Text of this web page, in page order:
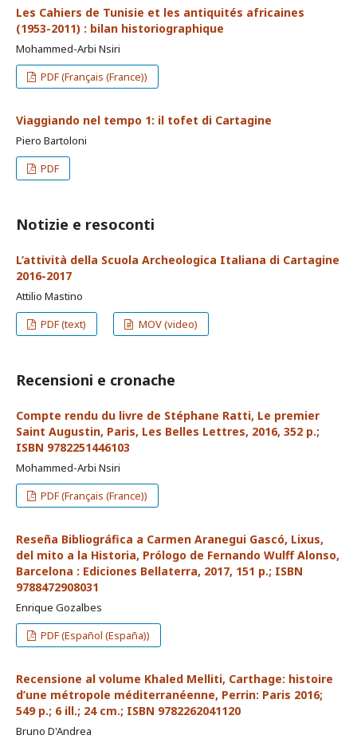
Les Cahiers de Tunisie et les antiquités africaines
(1953-2011) : bilan historiographique
Mohammed-Arbi Nsiri
PDF (Français (France))
Viaggiando nel tempo 1: il tofet di Cartagine
Piero Bartoloni
PDF
Notizie e resoconti
L’attività della Scuola Archeologica Italiana di Cartagine
2016-2017
Attilio Mastino
PDF (text)
MOV (video)
Recensioni e cronache
Compte rendu du livre de Stéphane Ratti, Le premier
Saint Augustin, Paris, Les Belles Lettres, 2016, 352 p.;
ISBN 9782251446103
Mohammed-Arbi Nsiri
PDF (Français (France))
Reseña Bibliográfica a Carmen Aranegui Gascó, Lixus,
del mito a la Historia, Prólogo de Fernando Wulff Alonso,
Barcelona : Ediciones Bellaterra, 2017, 151 p.; ISBN
9788472908031
Enrique Gozalbes
PDF (Español (España))
Recensione al volume Khaled Melliti, Carthage: histoire
d’une métropole méditerranéenne, Perrin: Paris 2016;
549 p.; 6 ill.; 24 cm.; ISBN 9782262041120
Bruno D'Andrea